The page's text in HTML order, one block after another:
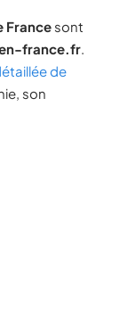
France sont
france.fr.
de
son